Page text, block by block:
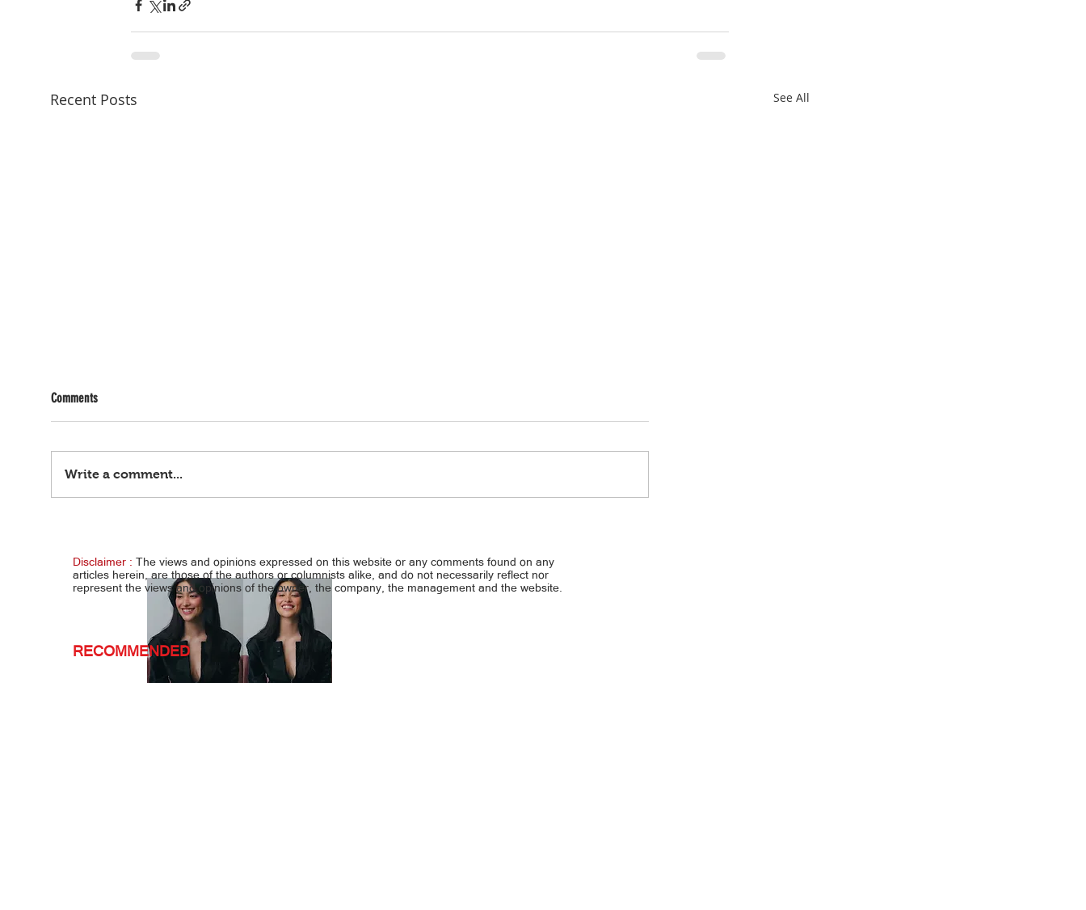
Recent Posts See All
Comments
Write a comment...
Disclaimer : The views and opinions expressed on this website or any comments found on any
articles herein, are those of the authors or columnists alike, and do not necessarily reflect nor
represent the views and opinions of the owner, the company, the management and the website.
RECOMMENDED